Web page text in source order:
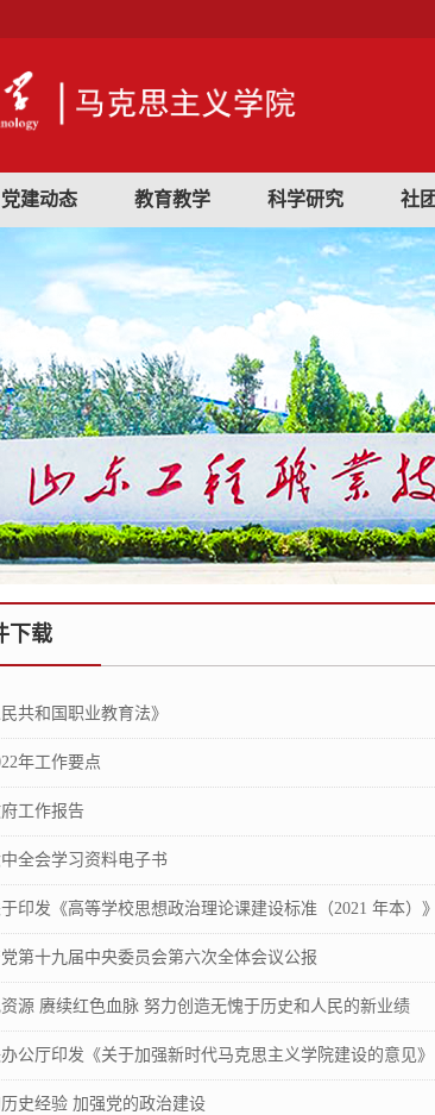
党建动态 教育教学 科学研究 社
下载
民共和国职业教育法》
年工作要点
工作报告
全会学习资料电子书
印发《高等学校思想政治理论课建设标准（2021 年本）
第十九届中央委员会第六次全体会议公报
源 赓续红色血脉 努力创造无愧于历史和人民的新业绩
公厅印发《关于加强新时代马克思主义学院建设的意见》
史经验 加强党的政治建设